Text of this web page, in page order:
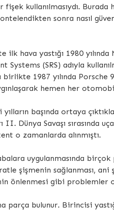
kullanılmasıydı.
sonra nasıl
ilk hava yastığı 1980
Systems (SRS) adıyla
birlikte 1987 yılında Porsche
hemen her
yılların başında ortaya
II. Dünya Savaşı sırasında
o zamanlarda alınmıştı.
uygulanmasında birçok
şişmenin sağlanması, ani
önlenmesi gibi problemler
parça bulunur. Birincisi